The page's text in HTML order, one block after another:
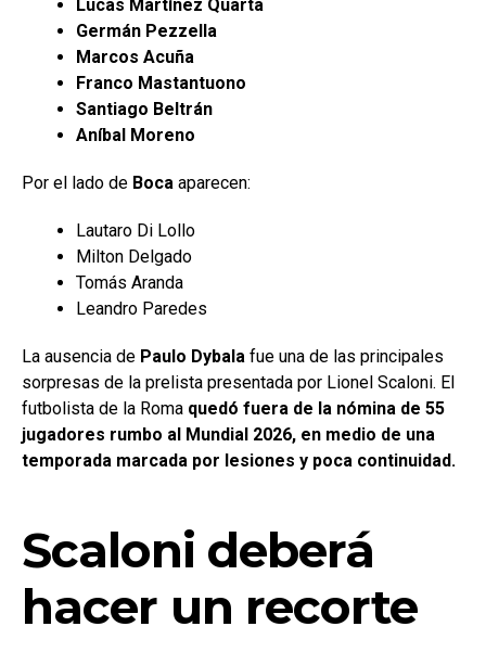
Lucas Martínez Quarta
Germán Pezzella
Marcos Acuña
Franco Mastantuono
Santiago Beltrán
Aníbal Moreno
Por el lado de Boca aparecen:
Lautaro Di Lollo
Milton Delgado
Tomás Aranda
Leandro Paredes
La ausencia de Paulo Dybala fue una de las principales
sorpresas de la prelista presentada por Lionel Scaloni. El
futbolista de la Roma quedó fuera de la nómina de 55
jugadores rumbo al Mundial 2026, en medio de una
temporada marcada por lesiones y poca continuidad.
Scaloni deberá
hacer un recorte